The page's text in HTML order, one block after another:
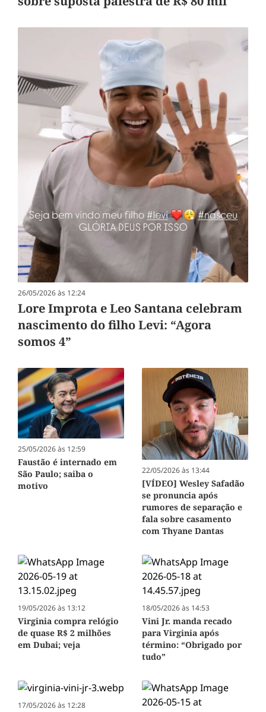
26/05/2026 às 12:24
Lore Improta e Leo Santana celebram
nascimento do filho Levi: “Agora
somos 4”
25/05/2026 às 12:59
Faustão é internado em
São Paulo; saiba o
motivo
22/05/2026 às 13:44
[VÍDEO] Wesley Safadão
se pronuncia após
rumores de separação e
fala sobre casamento
com Thyane Dantas
19/05/2026 às 13:12
Virginia compra relógio
de quase R$ 2 milhões
em Dubai; veja
18/05/2026 às 14:53
Vini Jr. manda recado
para Virginia após
término: “Obrigado por
tudo”
17/05/2026 às 12:28